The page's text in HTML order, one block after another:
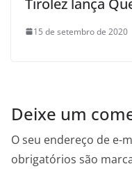
15 de setembro de 2020
Deixe um
O seu endereço de e-
obrigatórios são